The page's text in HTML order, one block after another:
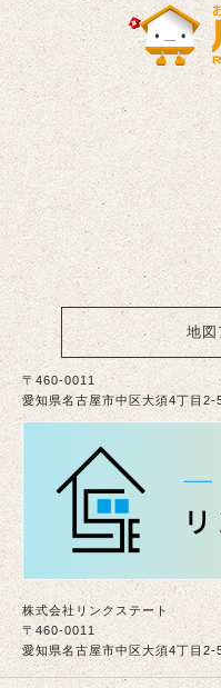
地図
〒460-0011
愛知県名古屋市中区大須4丁目
株式会社リンクステート
〒460-0011
愛知県名古屋市中区大須4丁目